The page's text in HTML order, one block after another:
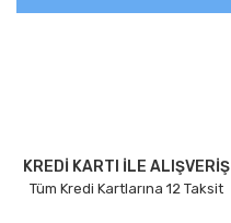
KREDİ KARTI İLE ALIŞVERİŞ
Tüm Kredi Kartlarına 12 Taksit